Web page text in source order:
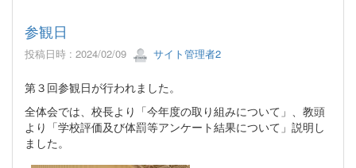
参観日
投稿日時 : 2024/02/09 サイト管理者2
第３回参観日が行われました。
全体会では、校長より「今年度の取り組みについて」、教頭
より「学校評価及び体罰等アンケート結果について」説明し
ました。